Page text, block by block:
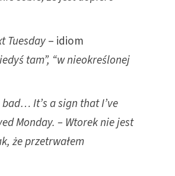
Tuesday– idiom
tam”, “w nieokreślonej
bad… It’s a sign that I’ve
Monday. – Wtorek nie jest
że przetrwałem